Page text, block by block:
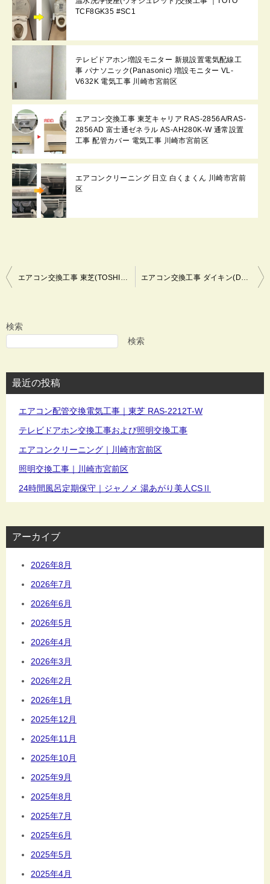
TCF8GK35 #SC1
テレビドアホン増設モニター 新規設置電気配線工
事 パナソニック(Panasonic) 増設モニター VL-
V632K 電気工事 川崎市宮前区
エアコン交換工事 東芝キャリア RAS-2856A/RAS-
2856AD 富士通ゼネラル AS-AH280K-W 通常設置
工事 配管カバー 電気工事 川崎市宮前区
エアコンクリーニング 日立 白くまくん 川崎市宮前
区
投
稿
ビ
ゲ
シ
ョ
検索
検索
最近の投稿
エアコン配管交換電気工事｜東芝 RAS-2212T-W
テレビドアホン交換工事および照明交換工事
エアコンクリーニング｜川崎市宮前区
照明交換工事｜川崎市宮前区
24時間風呂定期保守｜ジャノメ 湯あがり美人CSⅡ
アーカイブ
2026年8月
2026年7月
2026年6月
2026年5月
2026年4月
2026年3月
2026年2月
2026年1月
2025年12月
2025年11月
2025年10月
2025年9月
2025年8月
2025年7月
2025年6月
2025年5月
2025年4月